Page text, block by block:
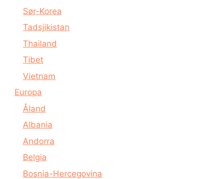
Sør-Korea
Tadsjikistan
Thailand
Tibet
Vietnam
Europa
Åland
Albania
Andorra
Belgia
Bosnia-Hercegovina